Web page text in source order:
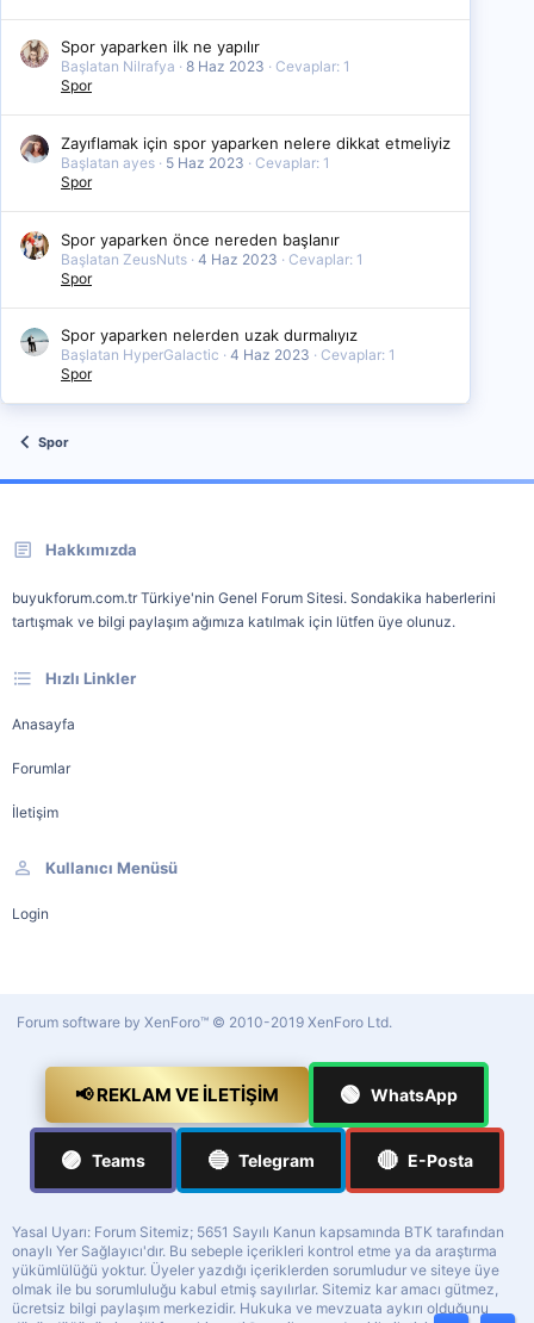
Spor yaparken ilk ne yapılır
Başlatan Nilrafya 8 Haz 2023
Cevaplar: 1
Spor
Zayıflamak için spor yaparken nelere dikkat etmeliyiz
Başlatan ayes 5 Haz 2023
Cevaplar: 1
Spor
Spor yaparken önce nereden başlanır
Başlatan ZeusNuts 4 Haz 2023
Cevaplar: 1
Spor
Spor yaparken nelerden uzak durmalıyız
Başlatan HyperGalactic 4 Haz 2023
Cevaplar: 1
Spor
Spor
Hakkımızda
buyukforum.com.tr Türkiye'nin Genel Forum Sitesi. Sondakika haberlerini
tartışmak ve bilgi paylaşım ağımıza katılmak için lütfen üye olunuz.
Hızlı Linkler
Anasayfa
Forumlar
İletişim
Kullanıcı Menüsü
Login
Forum software by XenForo™ © 2010-2019 XenForo Ltd.
📢 REKLAM VE İLETIŞIM 🟢 WhatsApp
🟣 Teams 🔵 Telegram 🔴 E-Posta
Yasal Uyarı: Forum Sitemiz; 5651 Sayılı Kanun kapsamında BTK tarafından
onaylı Yer Sağlayıcı'dır. Bu sebeple içerikleri kontrol etme ya da araştırma
yükümlülüğü yoktur. Üyeler yazdığı içeriklerden sorumludur ve siteye üye
olmak ile bu sorumluluğu kabul etmiş sayılırlar. Sitemiz kar amacı gütmez,
ücretsiz bilgi paylaşım merkezidir. Hukuka ve mevzuata aykırı olduğunu